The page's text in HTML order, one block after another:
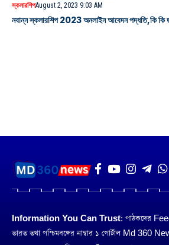
স্কলারশিপAugust 2, 2023 9:03 AM
নবান্ন স্কলারশিপ 2023 অনলাইন আবেদন পদ্ধতি,কি কি
Information You Can Trust: পাঠকদের
ভারত তথা পশ্চিমবঙ্গের নাম্বার ১ পোর্টাল Md 360